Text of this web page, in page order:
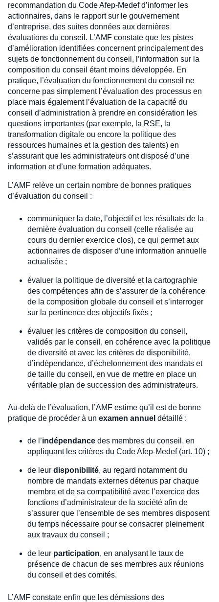
recommandation du Code Afep-Medef d’informer les
actionnaires, dans le rapport sur le gouvernement
d’entreprise, des suites données aux dernières
évaluations du conseil. L’AMF constate que les pistes
d’amélioration identifiées concernent principalement des
sujets de fonctionnement du conseil, l’information sur la
composition du conseil étant moins développée. En
pratique, l’évaluation du fonctionnement du conseil ne
concerne pas simplement l’évaluation des processus en
place mais également l’évaluation de la capacité du
conseil d’administration à prendre en considération les
questions importantes (par exemple, la RSE, la
transformation digitale ou encore la politique des
ressources humaines et la gestion des talents) en
s’assurant que les administrateurs ont disposé d’une
information et d’une formation adéquates.
L’AMF relève un certain nombre de bonnes pratiques
d’évaluation du conseil :
communiquer la date, l’objectif et les résultats de la
dernière évaluation du conseil (celle réalisée au
cours du dernier exercice clos), ce qui permet aux
actionnaires de disposer d’une information annuelle
actualisée ;
évaluer la politique de diversité et la cartographie
des compétences afin de s’assurer de la cohérence
de la composition globale du conseil et s’interroger
sur la pertinence des objectifs fixés ;
évaluer les critères de composition du conseil,
validés par le conseil, en cohérence avec la politique
de diversité et avec les critères de disponibilité,
d’indépendance, d’échelonnement des mandats et
de taille du conseil, en vue de mettre en place un
véritable plan de succession des administrateurs.
Au-delà de l’évaluation, l’AMF estime qu’il est de bonne
pratique de procéder à un examen annuel détaillé :
de l’indépendance des membres du conseil, en
appliquant les critères du Code Afep-Medef (art. 10) ;
de leur disponibilité, au regard notamment du
nombre de mandats externes détenus par chaque
membre et de sa compatibilité avec l’exercice des
fonctions d’administrateur de la société afin de
s’assurer que l’ensemble de ses membres disposent
du temps nécessaire pour se consacrer pleinement
aux travaux du conseil ;
de leur participation, en analysant le taux de
présence de chacun de ses membres aux réunions
du conseil et des comités.
L’AMF constate enfin que les démissions des